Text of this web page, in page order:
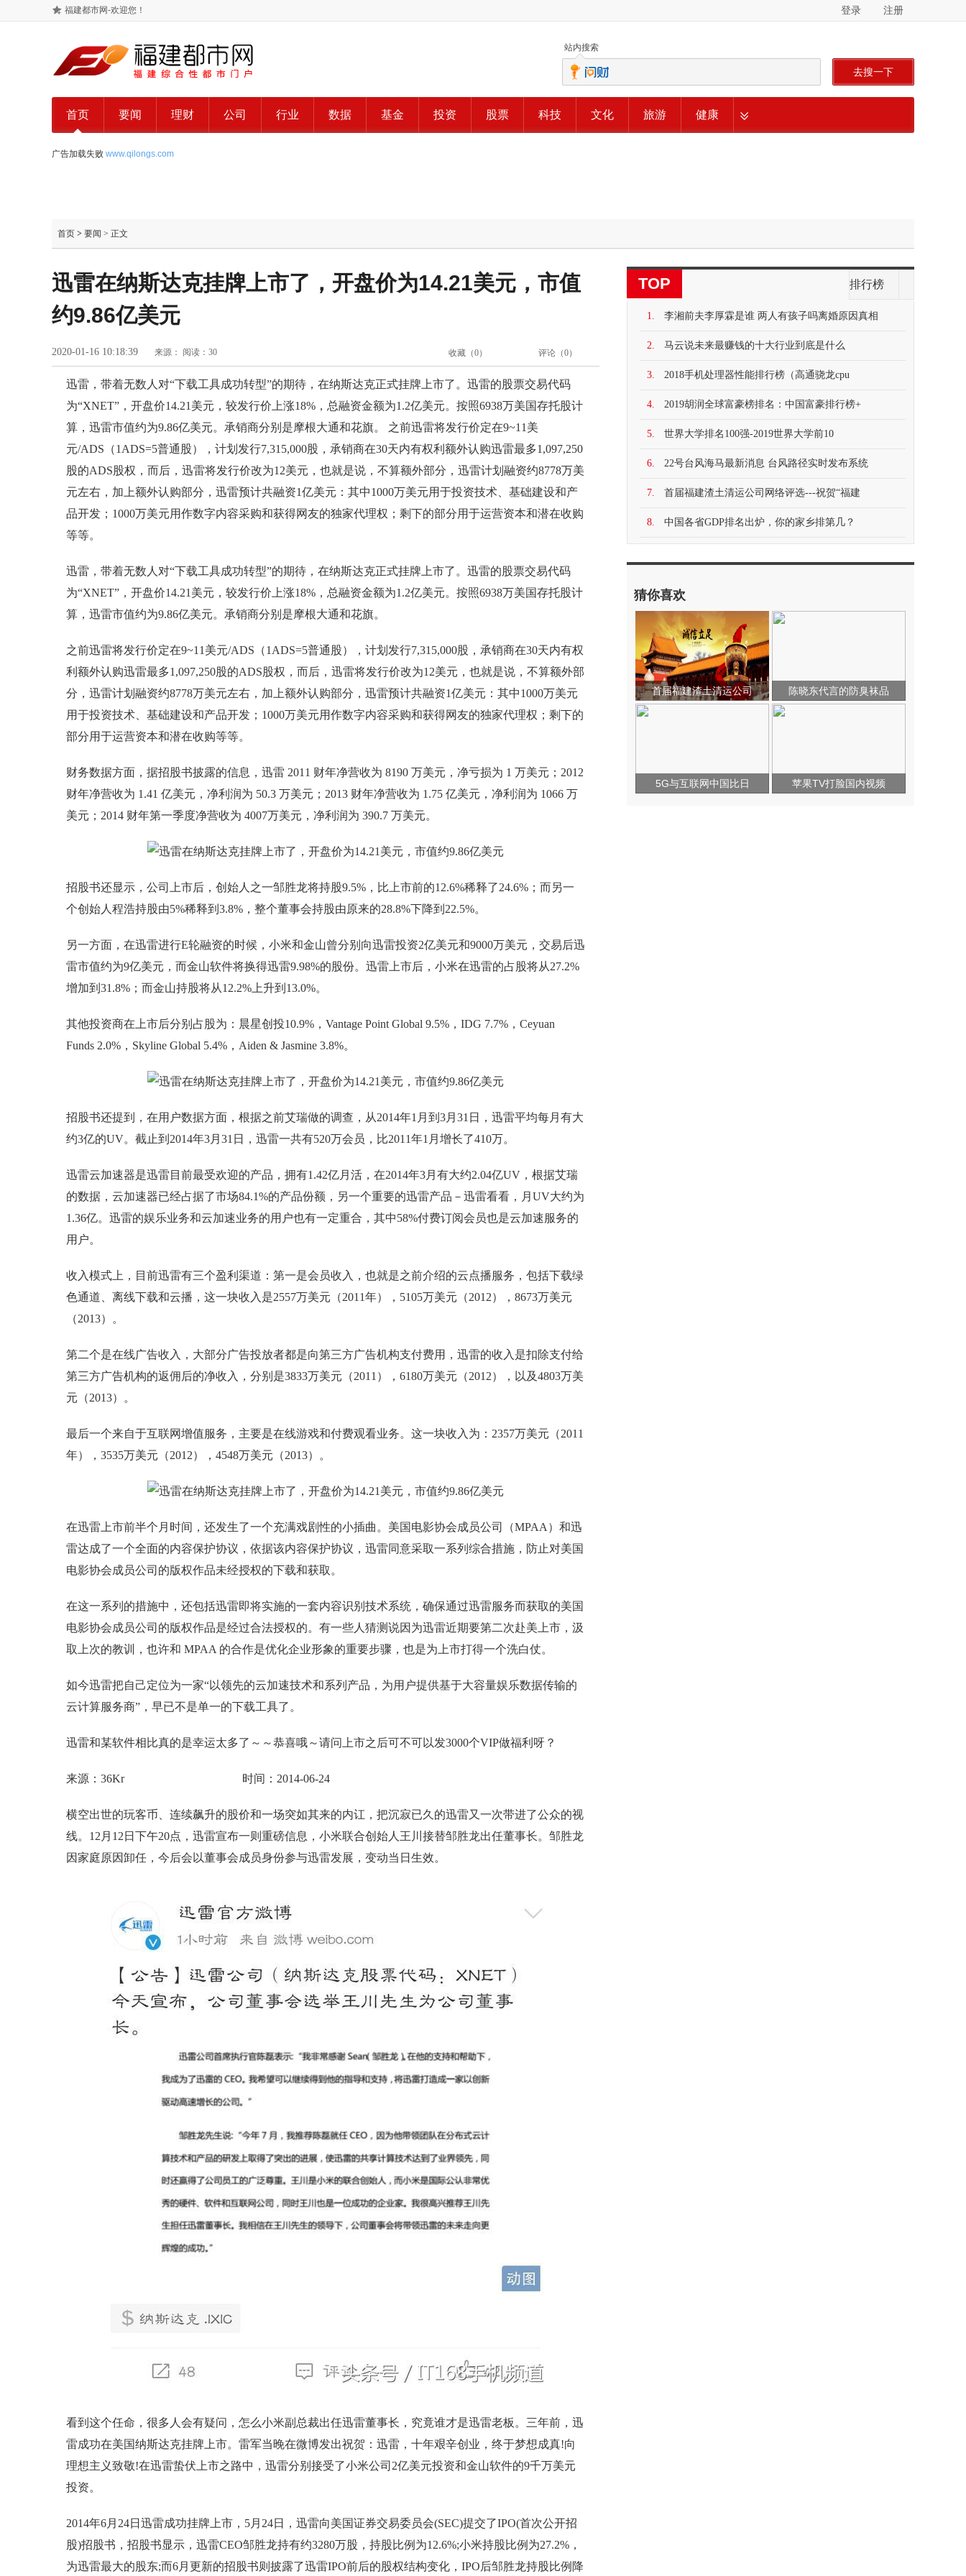
福建都市网-欢迎您！ 登录 注册
站内搜索
去搜一下
首页 要闻 理财 公司 行业 数据 基金 投资 股票 科技 文化 旅游 健康
广告加载失败 www.qilongs.com
首页 > 要闻 > 正文
迅雷在纳斯达克挂牌上市了，开盘价为14.21美元，市值
约9.86亿美元
2020-01-16 10:18:39 来源： 阅读：30 评论（0）
收藏（0）
迅雷，带着无数人对“下载工具成功转型”的期待，在纳斯达克正式挂牌上市了。迅雷的股票交易代码
为“XNET”，开盘价14.21美元，较发行价上涨18%，总融资金额为1.2亿美元。按照6938万美国存托股计
算，迅雷市值约为9.86亿美元。承销商分别是摩根大通和花旗。 之前迅雷将发行价定在9~11美
元/ADS（1ADS=5普通股），计划发行7,315,000股，承销商在30天内有权利额外认购迅雷最多1,097,250
股的ADS股权，而后，迅雷将发行价改为12美元，也就是说，不算额外部分，迅雷计划融资约8778万美
元左右，加上额外认购部分，迅雷预计共融资1亿美元：其中1000万美元用于投资技术、基础建设和产
品开发；1000万美元用作数字内容采购和获得网友的独家代理权；剩下的部分用于运营资本和潜在收购
等等。
迅雷，带着无数人对“下载工具成功转型”的期待，在纳斯达克正式挂牌上市了。迅雷的股票交易代码
为“XNET”，开盘价14.21美元，较发行价上涨18%，总融资金额为1.2亿美元。按照6938万美国存托股计
算，迅雷市值约为9.86亿美元。承销商分别是摩根大通和花旗。
之前迅雷将发行价定在9~11美元/ADS（1ADS=5普通股），计划发行7,315,000股，承销商在30天内有权
利额外认购迅雷最多1,097,250股的ADS股权，而后，迅雷将发行价改为12美元，也就是说，不算额外部
分，迅雷计划融资约8778万美元左右，加上额外认购部分，迅雷预计共融资1亿美元：其中1000万美元
用于投资技术、基础建设和产品开发；1000万美元用作数字内容采购和获得网友的独家代理权；剩下的
部分用于运营资本和潜在收购等等。
财务数据方面，据招股书披露的信息，迅雷 2011 财年净营收为 8190 万美元，净亏损为 1 万美元；2012
财年净营收为 1.41 亿美元，净利润为 50.3 万美元；2013 财年净营收为 1.75 亿美元，净利润为 1066 万
美元；2014 财年第一季度净营收为 4007万美元，净利润为 390.7 万美元。
招股书还显示，公司上市后，创始人之一邹胜龙将持股9.5%，比上市前的12.6%稀释了24.6%；而另一
个创始人程浩持股由5%稀释到3.8%，整个董事会持股由原来的28.8%下降到22.5%。
另一方面，在迅雷进行E轮融资的时候，小米和金山曾分别向迅雷投资2亿美元和9000万美元，交易后迅
雷市值约为9亿美元，而金山软件将换得迅雷9.98%的股份。迅雷上市后，小米在迅雷的占股将从27.2%
增加到31.8%；而金山持股将从12.2%上升到13.0%。
其他投资商在上市后分别占股为：晨星创投10.9%，Vantage Point Global 9.5%，IDG 7.7%，Ceyuan
Funds 2.0%，Skyline Global 5.4%，Aiden & Jasmine 3.8%。
招股书还提到，在用户数据方面，根据之前艾瑞做的调查，从2014年1月到3月31日，迅雷平均每月有大
约3亿的UV。截止到2014年3月31日，迅雷一共有520万会员，比2011年1月增长了410万。
迅雷云加速器是迅雷目前最受欢迎的产品，拥有1.42亿月活，在2014年3月有大约2.04亿UV，根据艾瑞
的数据，云加速器已经占据了市场84.1%的产品份额，另一个重要的迅雷产品－迅雷看看，月UV大约为
1.36亿。迅雷的娱乐业务和云加速业务的用户也有一定重合，其中58%付费订阅会员也是云加速服务的
用户。
收入模式上，目前迅雷有三个盈利渠道：第一是会员收入，也就是之前介绍的云点播服务，包括下载绿
色通道、离线下载和云播，这一块收入是2557万美元（2011年），5105万美元（2012），8673万美元
（2013）。
第二个是在线广告收入，大部分广告投放者都是向第三方广告机构支付费用，迅雷的收入是扣除支付给
第三方广告机构的返佣后的净收入，分别是3833万美元（2011），6180万美元（2012），以及4803万美
元（2013）。
最后一个来自于互联网增值服务，主要是在线游戏和付费观看业务。这一块收入为：2357万美元（2011
年），3535万美元（2012），4548万美元（2013）。
在迅雷上市前半个月时间，还发生了一个充满戏剧性的小插曲。美国电影协会成员公司（MPAA）和迅
雷达成了一个全面的内容保护协议，依据该内容保护协议，迅雷同意采取一系列综合措施，防止对美国
电影协会成员公司的版权作品未经授权的下载和获取。
在这一系列的措施中，还包括迅雷即将实施的一套内容识别技术系统，确保通过迅雷服务而获取的美国
电影协会成员公司的版权作品是经过合法授权的。有一些人猜测说因为迅雷近期要第二次赴美上市，汲
取上次的教训，也许和 MPAA 的合作是优化企业形象的重要步骤，也是为上市打得一个洗白仗。
如今迅雷把自己定位为一家“以领先的云加速技术和系列产品，为用户提供基于大容量娱乐数据传输的
云计算服务商”，早已不是单一的下载工具了。
迅雷和某软件相比真的是幸运太多了～～恭喜哦～请问上市之后可不可以发3000个VIP做福利呀？
来源：36Kr 时间：2014-06-24
横空出世的玩客币、连续飙升的股价和一场突如其来的内讧，把沉寂已久的迅雷又一次带进了公众的视
线。12月12日下午20点，迅雷宣布一则重磅信息，小米联合创始人王川接替邹胜龙出任董事长。邹胜龙
因家庭原因卸任，今后会以董事会成员身份参与迅雷发展，变动当日生效。
看到这个任命，很多人会有疑问，怎么小米副总裁出任迅雷董事长，究竟谁才是迅雷老板。三年前，迅
雷成功在美国纳斯达克挂牌上市。雷军当晚在微博发出祝贺：迅雷，十年艰辛创业，终于梦想成真!向
理想主义致敬!在迅雷蛰伏上市之路中，迅雷分别接受了小米公司2亿美元投资和金山软件的9千万美元
投资。
2014年6月24日迅雷成功挂牌上市，5月24日，迅雷向美国证券交易委员会(SEC)提交了IPO(首次公开招
股)招股书，招股书显示，迅雷CEO邹胜龙持有约3280万股，持股比例为12.6%;小米持股比例为27.2%，
为迅雷最大的股东;而6月更新的招股书则披露了迅雷IPO前后的股权结构变化，IPO后邹胜龙持股比例降
TOP 排行榜
1. 李湘前夫李厚霖是谁 两人有孩子吗离婚原因真相
2. 马云说未来最赚钱的十大行业到底是什么
3. 2018手机处理器性能排行榜（高通骁龙cpu
4. 2019胡润全球富豪榜排名：中国富豪排行榜+
5. 世界大学排名100强-2019世界大学前10
6. 22号台风海马最新消息 台风路径实时发布系统
7. 首届福建渣土清运公司网络评选---祝贺“福建
8. 中国各省GDP排名出炉，你的家乡排第几？
猜你喜欢
首届福建渣土清运公司 陈晓东代言的防臭袜品
5G与互联网中国比日 苹果TV打脸国内视频